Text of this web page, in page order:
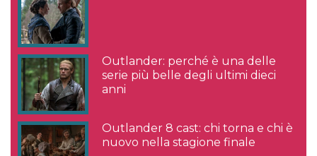
Outlander: perché è una delle
serie più belle degli ultimi dieci
anni
Outlander 8 cast: chi torna e chi è
nuovo nella stagione finale